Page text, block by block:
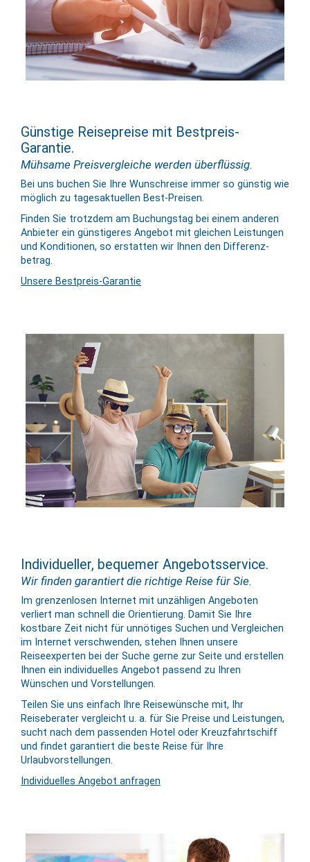
Günstige Reisepreise mit Bestpreis-
Garantie.
Mühsame Preisvergleiche werden überflüssig.
Bei uns buchen Sie Ihre Wunschreise immer so günstig wie
möglich zu tages­aktuellen Best-Preisen.
Finden Sie trotzdem am Buchungstag bei einem anderen
Anbieter ein günstigeres Angebot mit gleichen Leis­tungen
und Kondi­tionen, so erstatten wir Ihnen den Differenz­
betrag.
Unsere Bestpreis-Garantie
Individueller, bequemer Angebotsservice.
Wir finden garantiert die richtige Reise für Sie.
Im grenzenlosen Internet mit unzähligen Angeboten
verliert man schnell die Orientierung. Damit Sie Ihre
kostbare Zeit nicht für unnötiges Suchen und Vergleichen
im Internet verschwenden, stehen Ihnen unsere
Reiseexperten bei der Suche gerne zur Seite und erstellen
Ihnen ein individuelles Angebot passend zu Ihren
Wünschen und Vorstellungen.
Teilen Sie uns einfach Ihre Reisewünsche mit, Ihr
Reiseberater vergleicht u. a. für Sie Preise und Leistungen,
sucht nach dem passenden Hotel oder Kreuzfahrtschiff
und findet garantiert die beste Reise für Ihre
Urlaubvorstellungen.
Individuelles Angebot anfragen